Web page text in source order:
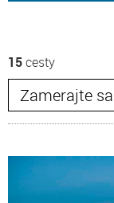
15cesty